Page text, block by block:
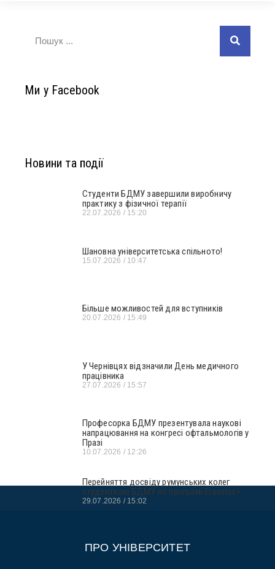
Ми у Facebook
Новини та події
Студенти БДМУ завершили виробничу
практику з фізичної терапії
22.07.2026 15:20
Шановна університетська спільното!
15.07.2026 10:47
Більше можливостей для вступників
20.07.2026 15:49
У Чернівцях відзначили День медичного
працівника
27.07.2026 15:57
Професорка БДМУ презентувала наукові
напрацювання на конгресі офтальмологів у
Празі
10.07.2026 12:26
Перейняття досвіду румунських колег
студенткою БДМУ по програмі Erasmus+
29.07.2026 15:02
ПРО УНІВЕРСИТЕТ